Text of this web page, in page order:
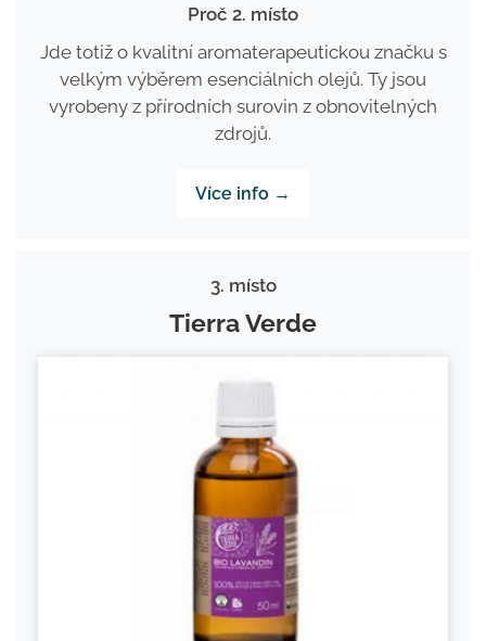
Proč 2. místo
Jde totiž o kvalitní aromaterapeutickou značku s
velkým výběrem esenciálních olejů. Ty jsou
vyrobeny z přírodních surovin z obnovitelných
zdrojů.
Více info →
3. místo
Tierra Verde